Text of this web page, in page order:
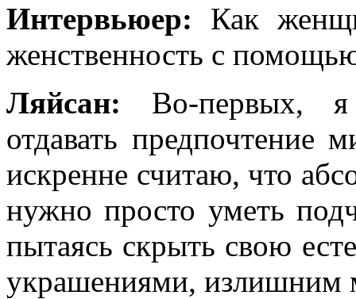
Интервьюер: Как
женственность с
Ляйсан: Во-первых, я
отдавать предпочтение
искренне считаю, что
нужно просто уметь
пытаясь скрыть свою
украшениями, излишним